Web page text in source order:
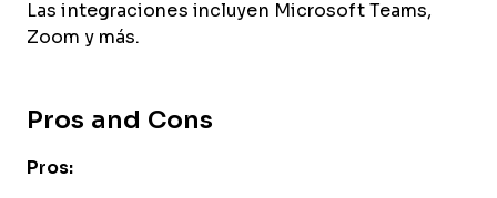
Las integraciones incluyen Microsoft Teams,
Zoom y más.
Pros and Cons
Pros: